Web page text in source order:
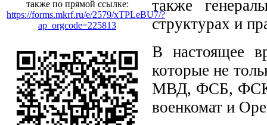
также по прямой ссылке:
https://forms.mkrf.ru/e/2579/xTPLeBU7/?
ap_orgcode=225813
также
структурах и
В настоящее
которые не
МВД, ФСБ,
военкомат и